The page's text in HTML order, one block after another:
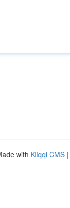
with Kliqqi CMS |